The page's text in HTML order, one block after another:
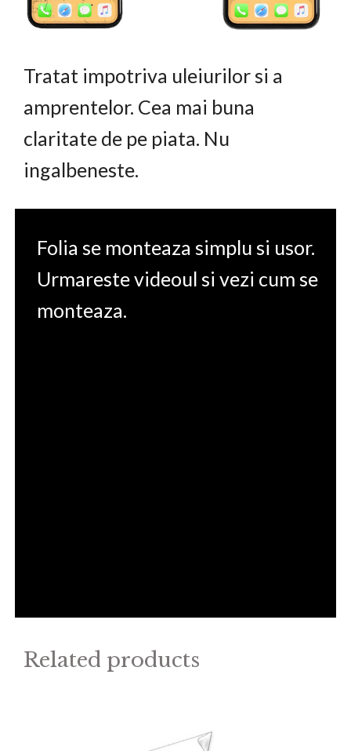
Tratat impotriva uleiurilor si a
amprentelor. Cea mai buna
claritate de pe piata. Nu
ingalbeneste.
Folia se monteaza simplu si usor.
Urmareste videoul si vezi cum se
monteaza.
Related products